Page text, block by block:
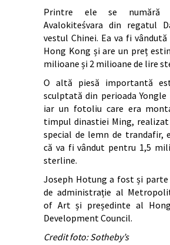
Printre ele se numără
Avalokiteśvara din regatul
vestul Chinei. Ea va fi vândută
Hong Kong și are un preț
milioane și 2 milioane de lire
O altă piesă importantă
sculptată din perioada Yongle
iar un fotoliu care era
timpul dinastiei Ming,
special de lemn de trandafir,
că va fi vândut pentru 1,5
sterline.
Joseph Hotung a fost și
de administrație al
of Art și președinte al
Development Council.
Credit foto: Sotheby’s